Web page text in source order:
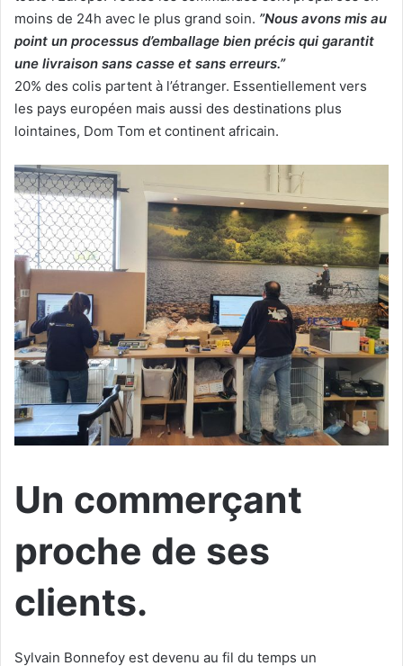
moins de 24h avec le plus grand soin. ”Nous avons mis au
point un processus d’emballage bien précis qui garantit
une livraison sans casse et sans erreurs.”
20% des colis partent à l’étranger. Essentiellement vers
les pays européen mais aussi des destinations plus
lointaines, Dom Tom et continent africain.
Un commerçant
proche de ses
clients.
Sylvain Bonnefoy est devenu au fil du temps un